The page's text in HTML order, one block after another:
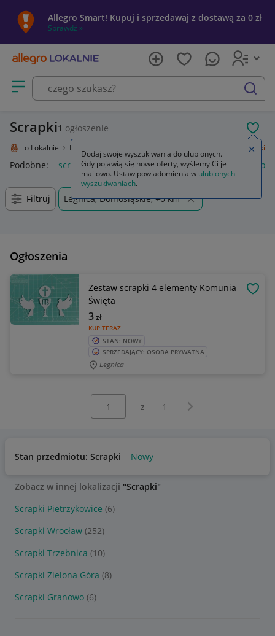
Allegro Smart! Kupuj i sprzedawaj z dostawą za 0 zł
Sprawdź »
Otwórz menu z kategoriami
szukaj
Scrapki1 ogłoszenie
Allegro Lokalnie Kolekcje i sztuka Scrapki
Podobne: scrapki scrapki drewniane scrapki ślub
Filtruj Legnica, Dolnośląskie, +0 km
Ogłoszenia
Zestaw scrapki 4 elementy Komunia
Święta
KUP TERAZ
3zł
STAN: NOWY
SPRZEDAJĄCY: OSOBA PRYWATNA
Legnica
z 1 Następna strona
Stan przedmiotu: Scrapki Nowy
Zobacz w innej lokalizacji "Scrapki"
Scrapki Pietrzykowice (6)
Scrapki Wrocław (252)
Scrapki Trzebnica (10)
Scrapki Zielona Góra (8)
Scrapki Granowo (6)
Dodaj swoje wyszukiwania do ulubionych.
Gdy pojawią się nowe oferty, wyślemy Ci je
mailowo. Ustaw powiadomienia w ulubionych
wyszukiwaniach.